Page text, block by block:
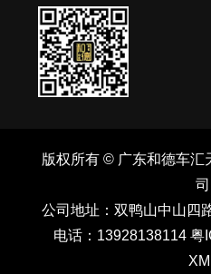
版权所有 © 广东和德车汇
司
公司地址：双鸭山中山四
电话：13928138114 粤